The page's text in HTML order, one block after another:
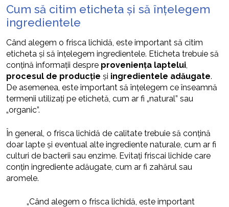
Cum să citim eticheta și să înțelegem
ingredientele
Când alegem o frisca lichidă, este important să citim
eticheta și să înțelegem ingredientele. Eticheta trebuie să
conțină informații despre proveniența laptelui,
procesul de producție și ingredientele adăugate.
De asemenea, este important să înțelegem ce înseamnă
termenii utilizați pe etichetă, cum ar fi „natural” sau
„organic”.
În general, o frisca lichidă de calitate trebuie să conțină
doar lapte și eventual alte ingrediente naturale, cum ar fi
culturi de bacterii sau enzime. Evitați friscai lichide care
conțin ingrediente adăugate, cum ar fi zahărul sau
aromele.
„Când alegem o frisca lichidă, este important